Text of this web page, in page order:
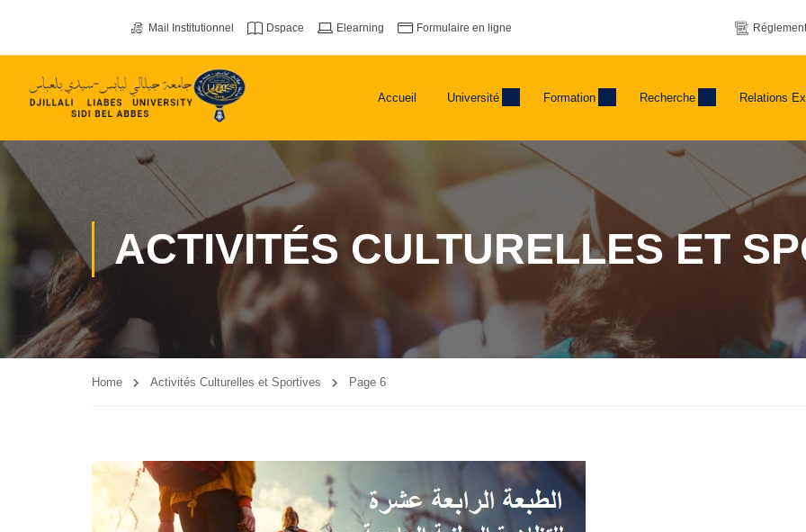
Mail Institutionnel Dspace Elearning Formulaire en ligne
Accueil Université Formation Recherche Relations
ACTIVITÉS CULTURELLES ET
Home Activités Culturelles et Sportives Page 6